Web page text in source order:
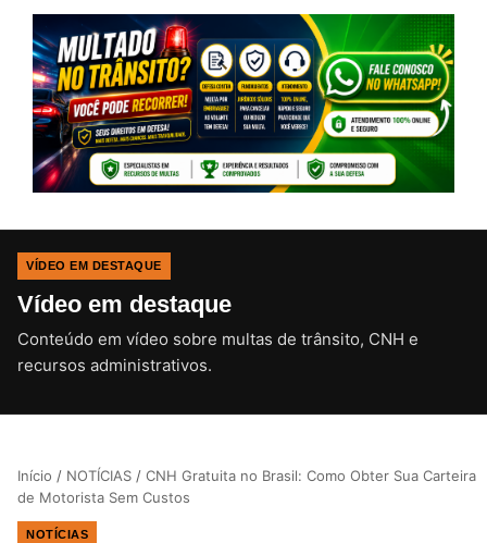
VÍDEO EM DESTAQUE
Vídeo em destaque
Conteúdo em vídeo sobre multas de trânsito, CNH e
recursos administrativos.CLIQUE PARA ATIVAR O SOM
Início / NOTÍCIAS / CNH Gratuita no Brasil: Como Obter Sua Carteira
de Motorista Sem Custos
NOTÍCIAS